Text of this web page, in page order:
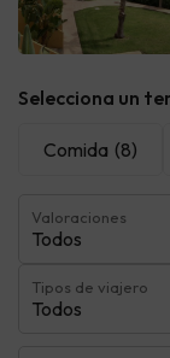
Selecciona un
Comida (8)
Valoraciones
Todos
Tipos de viajero
Todos